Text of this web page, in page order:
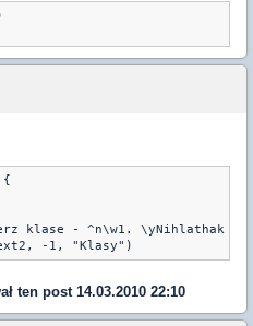
{
klase - ^n\w1.
-1, "Klasy")
ten post 14.03.2010 22:10